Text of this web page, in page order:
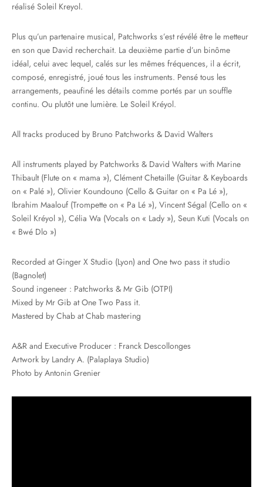
réalisé Soleil Kreyol.
Plus qu’un partenaire musical, Patchworks s’est révélé être le metteur
en son que David recherchait. La deuxième partie d’un binôme
idéal, celui avec lequel, calés sur les mêmes fréquences, il a écrit,
composé, enregistré, joué tous les instruments. Pensé tous les
arrangements, peaufiné les détails comme portés par un souffle
continu. Ou plutôt une lumière. Le Soleil Kréyol.
All tracks produced by Bruno Patchworks & David Walters
All instruments played by Patchworks & David Walters with Marine
Thibault (Flute on « mama »), Clément Chetaille (Guitar & Keyboards
on « Palé »), Olivier Koundouno (Cello & Guitar on « Pa Lé »),
Ibrahim Maalouf (Trompette on « Pa Lé »), Vincent Ségal (Cello on «
Soleil Kréyol »), Célia Wa (Vocals on « Lady »), Seun Kuti (Vocals on
« Bwé Dlo »)
Recorded at Ginger X Studio (Lyon) and One two pass it studio
(Bagnolet)
Sound ingeneer : Patchworks & Mr Gib (OTPI)
Mixed by Mr Gib at One Two Pass it.
Mastered by Chab at Chab mastering
A&R and Executive Producer : Franck Descollonges
Artwork by Landry A. (Palaplaya Studio)
Photo by Antonin Grenier